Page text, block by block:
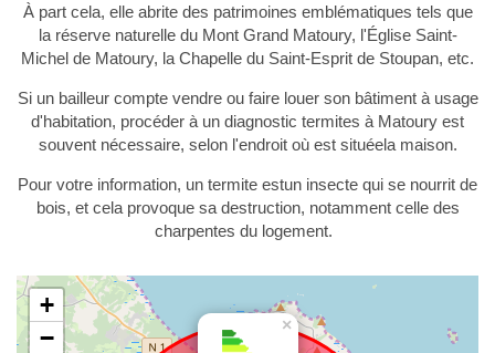
À part cela, elle abrite des patrimoines emblématiques tels que
la réserve naturelle du Mont Grand Matoury, l'Église Saint-
Michel de Matoury, la Chapelle du Saint-Esprit de Stoupan, etc.
Si un bailleur compte vendre ou faire louer son bâtiment à usage
d'habitation, procéder à un diagnostic termites à Matoury est
souvent nécessaire, selon l'endroit où est situéela maison.
Pour votre information, un termite estun insecte qui se nourrit de
bois, et cela provoque sa destruction, notamment celle des
charpentes du logement.
×
+
−